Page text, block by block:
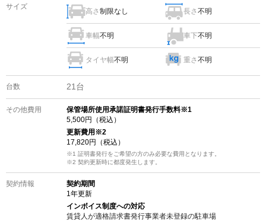
サイズ
高さ制限なし 長さ不明
車幅不明 車下不明
タイヤ幅不明 重さ不明
台数 21 台
その他費用
保管場所使用承諾証明書発行手数料※1
5,500円（税込）
更新費用 ※2
17,820円（税込）
※1 証明書発行をご希望の方のみ必要な費用となります。
※2 契約更新時に都度発生します。
契約情報
契約期間
1年更新
インボイス制度への対応
賃貸人が適格請求書発行事業者未登録の駐車場